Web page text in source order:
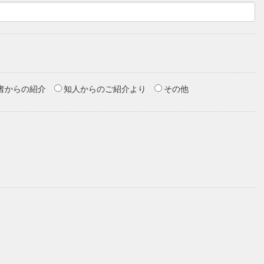
からの紹介 知人からのご紹介より その他